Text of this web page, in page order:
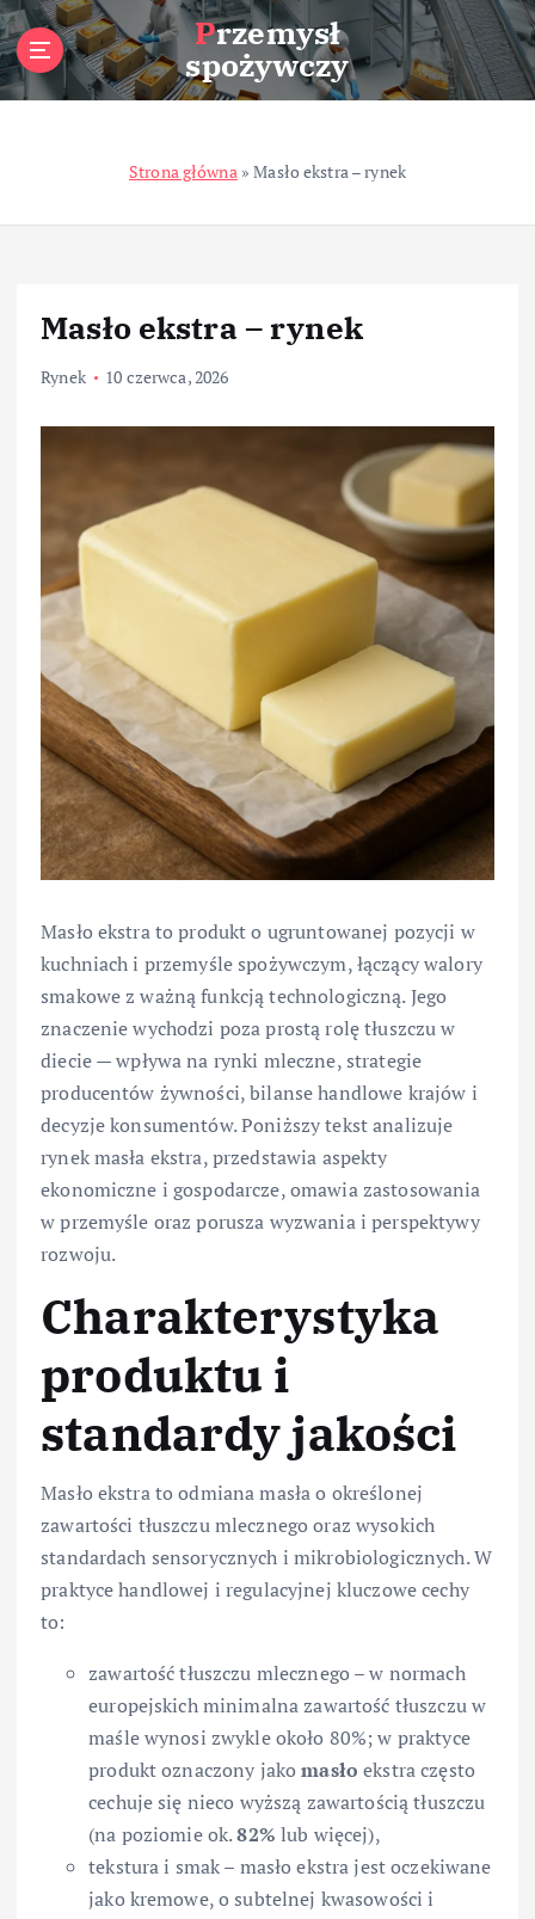
S
k
i
p
n
Przemysł
spożywczy
Strona główna »Masło ekstra – rynek
Masło ekstra – rynek
Rynek 10 czerwca, 2026
Masło ekstra to produkt o ugruntowanej pozycji w
kuchniach i przemyśle spożywczym, łączący walory
smakowe z ważną funkcją technologiczną. Jego
znaczenie wychodzi poza prostą rolę tłuszczu w
diecie — wpływa na rynki mleczne, strategie
producentów żywności, bilanse handlowe krajów i
decyzje konsumentów. Poniższy tekst analizuje
rynek masła ekstra, przedstawia aspekty
ekonomiczne i gospodarcze, omawia zastosowania
w przemyśle oraz porusza wyzwania i perspektywy
rozwoju.
Charakterystyka
produktu i
standardy jakości
Masło ekstra to odmiana masła o określonej
zawartości tłuszczu mlecznego oraz wysokich
standardach sensorycznych i mikrobiologicznych. W
praktyce handlowej i regulacyjnej kluczowe cechy
to:
zawartość tłuszczu mlecznego – w normach
europejskich minimalna zawartość tłuszczu w
maśle wynosi zwykle około 80%; w praktyce
produkt oznaczony jakomasło ekstra często
cechuje się nieco wyższą zawartością tłuszczu
(na poziomie ok.82% lub więcej),
tekstura i smak – masło ekstra jest oczekiwane
jako kremowe, o subtelnej kwasowości i